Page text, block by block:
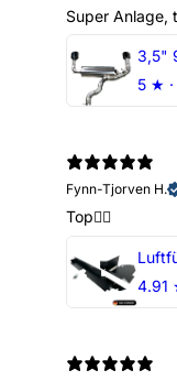
Super Anlage,
5 ★ ·
Fynn-Tjorven H.
Top👍🏼
4.91